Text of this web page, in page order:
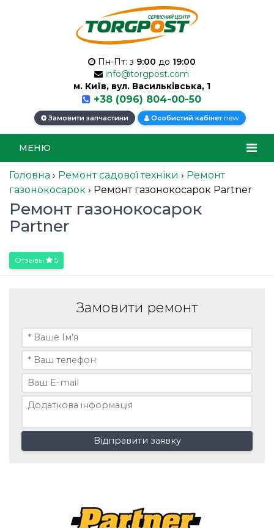
Пн-Пт: з 9:00 до 19:00
info@torgpost.com
м. Київ, вул. Васильківська, 1
+38 (096) 804-00-50
Замовити запчастини Особистий кабінет new
МЕНЮ
Головна › Ремонт садової техніки › Ремонт
газонокосарок › Ремонт газонокосарок Partner
Ремонт газонокосарок
Partner
Отзывы 5
Замовити ремонт
Відправити заявку